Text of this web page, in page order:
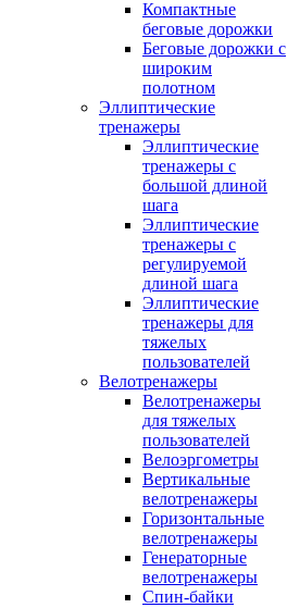
Компактные
беговые дорожки
Беговые дорожки с
широким
полотном
Эллиптические
тренажеры
Эллиптические
тренажеры с
большой длиной
шага
Эллиптические
тренажеры с
регулируемой
длиной шага
Эллиптические
тренажеры для
тяжелых
пользователей
Велотренажеры
Велотренажеры
для тяжелых
пользователей
Велоэргометры
Вертикальные
велотренажеры
Горизонтальные
велотренажеры
Генераторные
велотренажеры
Спин-байки